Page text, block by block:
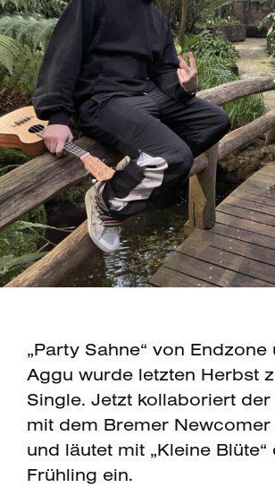
„Party Sahne“ von Endzone
Aggu wurde letzten Herbst
Single. Jetzt kollaboriert
mit dem Bremer Newcomer
und läutet mit „Kleine Blüte“
Frühling ein.